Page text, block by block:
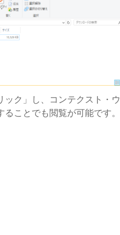
ック」し、コンテクスト・ウ
ことでも閲覧が可能です。